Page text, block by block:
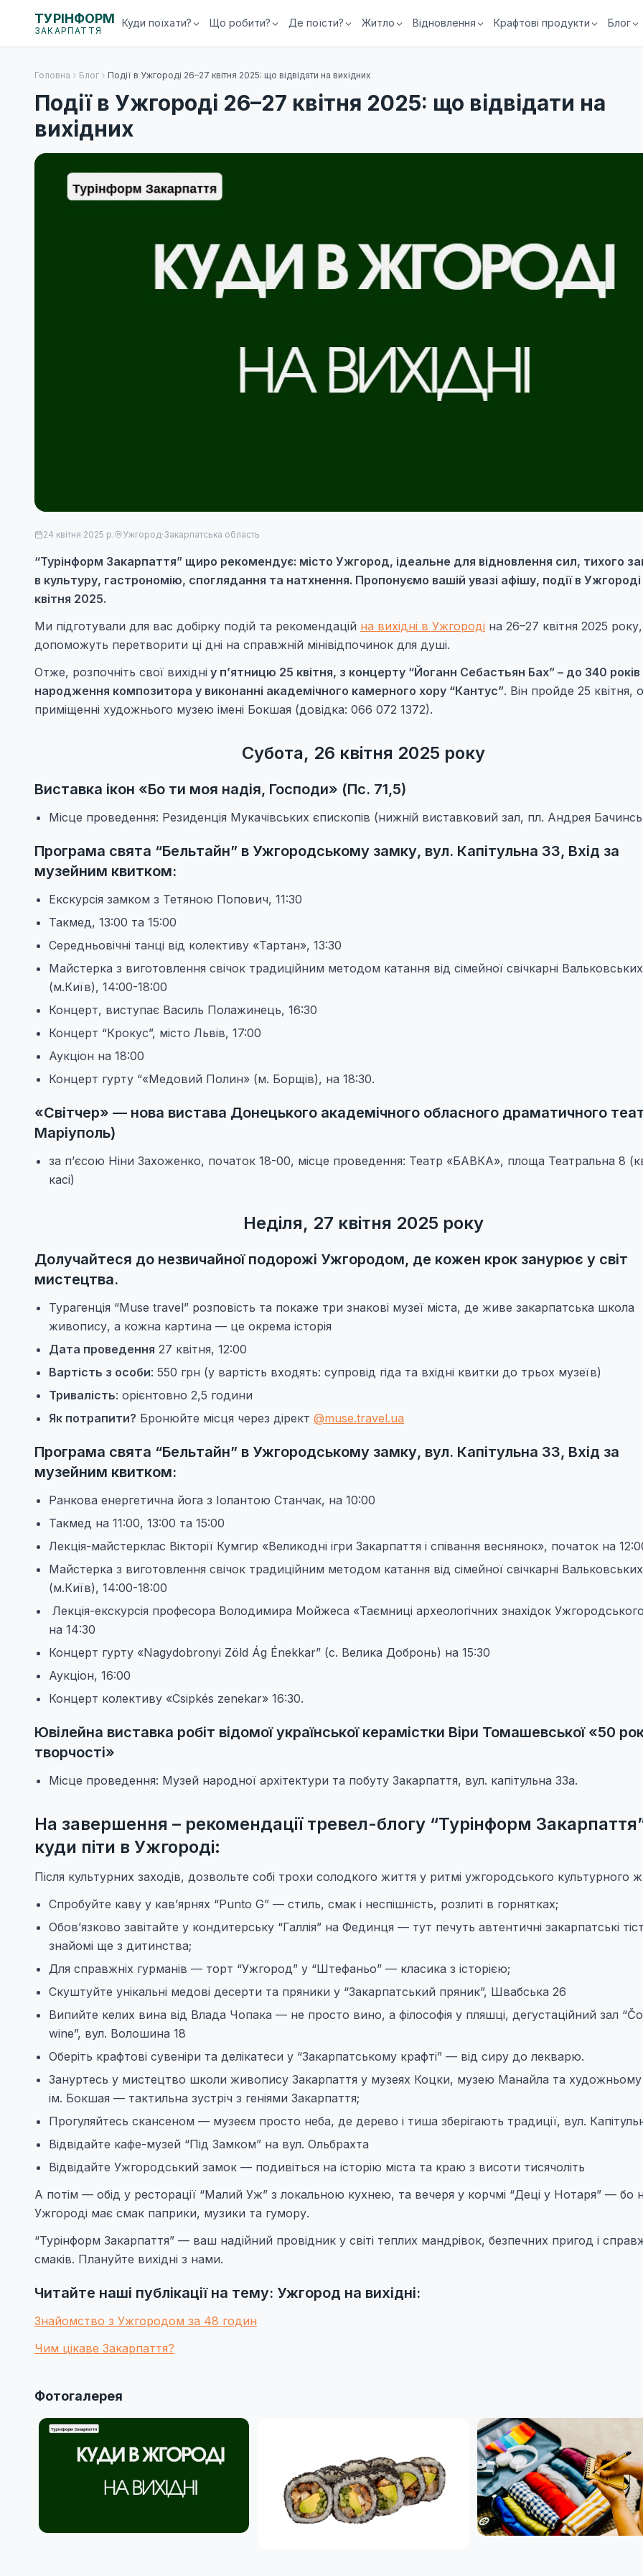
ТУРІНФОРМ
ЗАКАРПАТТЯ
Куди поїхати? Що робити? Де поїсти? Житло Відновлення Крафтові продукти Блог
Головна Блог Події в Ужгороді 26–27 квітня 2025: що відвідати на вихідних
Події в Ужгороді 26–27 квітня 2025: що відвідати на
вихідних
24 квітня 2025 р. Ужгород·Закарпатська область
“Турінформ Закарпаття” щиро рекомендує: місто Ужгород, ідеальне для відновлення сил, тихого
в культуру, гастрономію, споглядання та натхнення. Пропонуємо вашій увазі афішу, події в
квітня 2025.
Ми підготували для вас добірку подій та рекомендацій на вихідні в Ужгороді на 26–27 квітня 2025 року,
допоможуть перетворити ці дні на справжній мінівідпочинок для душі.
Отже, розпочніть свої вихідні у п’ятницю 25 квітня, з концерту “Йоганн Себастьян Бах” – до 340 років
народження композитора у виконанні академічного камерного хору “Кантус”. Він пройде 25 квітня,
приміщенні художнього музею імені Бокшая (довідка: 066 072 1372).
Субота, 26 квітня 2025 року
Виставка ікон «Бо ти моя надія, Господи» (Пс. 71,5)
Місце проведення: Резиденція Мукачівських єпископів (нижній виставковий зал, пл. Андрея
Програма свята “Бельтайн” в Ужгородському замку, вул. Капітульна 33, Вхід за
музейним квитком:
Екскурсія замком з Тетяною Попович, 11:30
Такмед, 13:00 та 15:00
Середньовічні танці від колективу «Тартан», 13:30
Майстерка з виготовлення свічок традиційним методом катання від сімейної свічкарні Вальковських
(м.Київ), 14:00-18:00
Концерт, виступає Василь Полажинець, 16:30
Концерт “Крокус”, місто Львів, 17:00
Аукціон на 18:00
Концерт гурту “«Медовий Полин» (м. Борщів), на 18:30.
«Світчер» — нова вистава Донецького академічного обласного драматичного
Маріуполь)
за п’єсою Ніни Захоженко, початок 18-00, місце проведення: Театр «БАВКА», площа Театральна 8
касі)
Неділя, 27 квітня 2025 року
Долучайтеся до незвичайної подорожі Ужгородом, де кожен крок занурює у світ
мистецтва.
Турагенція “Muse travel” розповість та покаже три знакові музеї міста, де живе закарпатська школа
живопису, а кожна картина — це окрема історія
Дата проведення 27 квітня, 12:00
Вартість з особи: 550 грн (у вартість входять: супровід гіда та вхідні квитки до трьох музеїв)
Тривалість: орієнтовно 2,5 години
Як потрапити? Бронюйте місця через дірект @muse.travel.ua
Програма свята “Бельтайн” в Ужгородському замку, вул. Капітульна 33, Вхід за
музейним квитком:
Ранкова енергетична йога з Іолантою Станчак, на 10:00
Такмед на 11:00, 13:00 та 15:00
Лекція-майстерклас Вікторії Кумгир «Великодні ігри Закарпаття і співання веснянок», початок на
Майстерка з виготовлення свічок традиційним методом катання від сімейної свічкарні Вальковських
(м.Київ), 14:00-18:00
Лекція-екскурсія професора Володимира Мойжеса «Таємниці археологічних знахідок
на 14:30
Концерт гурту «Nagydobronyi Zöld Ág Énekkar” (с. Велика Добронь) на 15:30
Аукціон, 16:00
Концерт колективу «Csipkés zenekar» 16:30.
Ювілейна виставка робіт відомої української керамістки Віри Томашевської «50
творчості»
Місце проведення: Музей народної архітектури та побуту Закарпаття, вул. капітульна 33а.
На завершення – рекомендації тревел-блогу “Турінформ
куди піти в Ужгороді:
Після культурних заходів, дозвольте собі трохи солодкого життя у ритмі ужгородського культурного
Спробуйте каву у кав’ярнях “Punto G” — стиль, смак і неспішність, розлиті в горнятках;
Обов’язково завітайте у кондитерську “Галлія” на Фединця — тут печуть автентичні закарпатські
знайомі ще з дитинства;
Для справжніх гурманів — торт “Ужгород” у “Штефаньо” — класика з історією;
Скуштуйте унікальні медові десерти та пряники у “Закарпатський пряник”, Швабська 26
Випийте келих вина від Влада Чопака — не просто вино, а філософія у пляшці, дегустаційний зал
wine”, вул. Волошина 18
Оберіть крафтові сувеніри та делікатеси у “Закарпатському крафті” — від сиру до лекварю.
Зануртесь у мистецтво школи живопису Закарпаття у музеях Коцки, музею Манайла та художньому
ім. Бокшая — тактильна зустріч з геніями Закарпаття;
Прогуляйтесь скансеном — музеєм просто неба, де дерево і тиша зберігають традиції, вул.
Відвідайте кафе-музей “Під Замком” на вул. Ольбрахта
Відвідайте Ужгородський замок — подивіться на історію міста та краю з висоти тисячоліть
А потім — обід у ресторації “Малий Уж” з локальною кухнею, та вечеря у корчмі “Деці у Нотаря” — бо
Ужгороді має смак паприки, музики та гумору.
“Турінформ Закарпаття” — ваш надійний провідник у світі теплих мандрівок, безпечних пригод і
смаків. Плануйте вихідні з нами.
Читайте наші публікації на тему: Ужгород на вихідні:
Знайомство з Ужгородом за 48 годин
Чим цікаве Закарпаття?
Фотогалерея